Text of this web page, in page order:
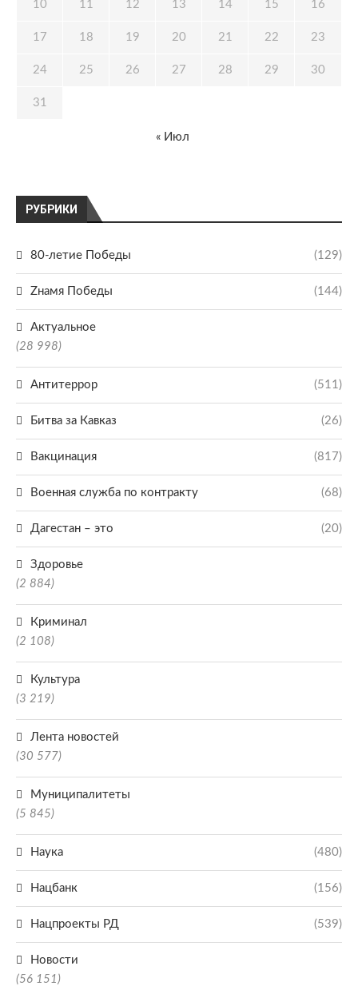
РУБРИКИ
80-летие Победы (129)
Zнамя Победы (144)
Актуальное
(28 998)
Антитеррор (511)
Битва за Кавказ (26)
Вакцинация (817)
Военная служба по контракту (68)
Дагестан – это (20)
Здоровье
(2 884)
Криминал
(2 108)
Культура
(3 219)
Лента новостей
(30 577)
Муниципалитеты
(5 845)
Наука (480)
Нацбанк (156)
Нацпроекты РД (539)
Новости
(56 151)
10 11 12 13 14 15 16
17 18 19 20 21 22 23
24 25 26 27 28 29 30
31
« Июл